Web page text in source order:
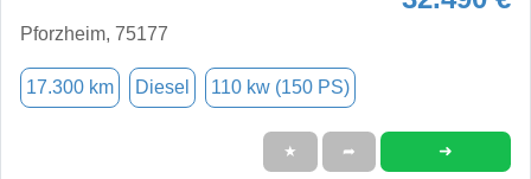
Pforzheim, 75177
17.300 km Diesel 110 kw (150 PS)
★ ➦ ➜